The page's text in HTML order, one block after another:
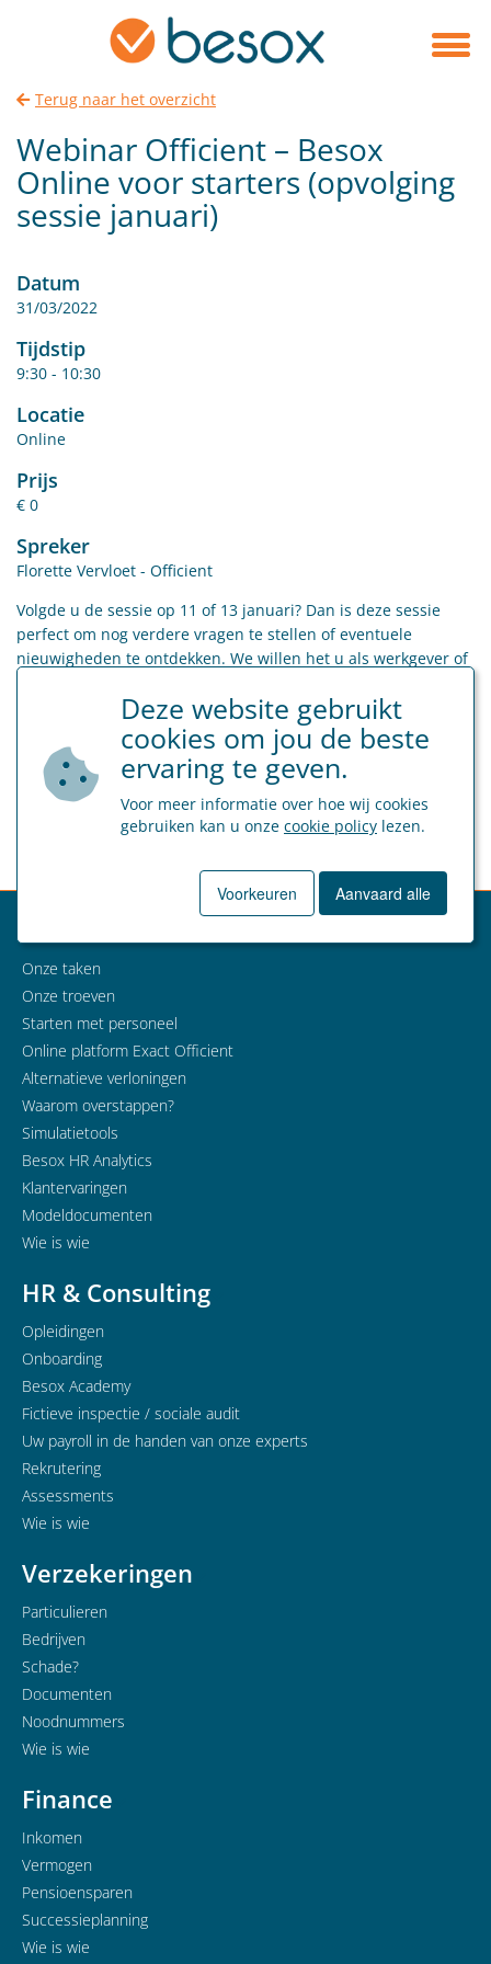
Terug naar het overzicht
Webinar Officient – Besox
Online voor starters (opvolging
sessie januari)
Datum
31/03/2022
Tijdstip
9:30 - 10:30
Locatie
Online
Prijs
€ 0
Spreker
Florette Vervloet - Officient
Volgde u de sessie op 11 of 13 januari? Dan is deze sessie
perfect om nog verdere vragen te stellen of eventuele
nieuwigheden te ontdekken. We willen het u als werkgever of
Na uw inschrijving ontvangt u nog een mail met de
toegangslink van onze HR partner Officient.
Boek een inhouse opleiding
Onze taken
Onze troeven
Starten met personeel
Online platform Exact Officient
Alternatieve verloningen
Waarom overstappen?
Simulatietools
Besox HR Analytics
Klantervaringen
Modeldocumenten
Wie is wie
HR & Consulting
Opleidingen
Onboarding
Besox Academy
Fictieve inspectie / sociale audit
Uw payroll in de handen van onze experts
Rekrutering
Assessments
Wie is wie
Verzekeringen
Particulieren
Bedrijven
Schade?
Documenten
Noodnummers
Wie is wie
Finance
Inkomen
Vermogen
Pensioensparen
Successieplanning
Wie is wie
Deze website gebruikt
cookies om jou de beste
ervaring te geven.
Voor meer informatie over hoe wij cookies
gebruiken kan u onze cookie policy lezen.
Voorkeuren Aanvaard alle